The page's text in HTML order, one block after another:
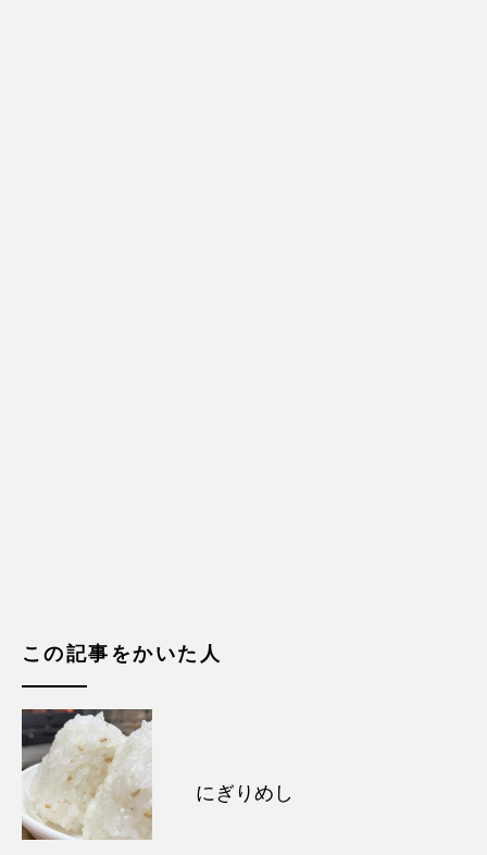
この記事をかいた人
にぎりめし